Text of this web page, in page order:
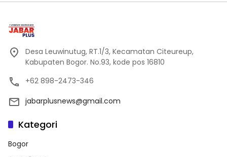
Desa Leuwinutug, RT.1/3, Kecamatan Citeureup,
Kabupaten Bogor. No.93, kode pos 16810
+62 898-2473-346
jabarplusnews@gmail.com
Kategori
Bogor